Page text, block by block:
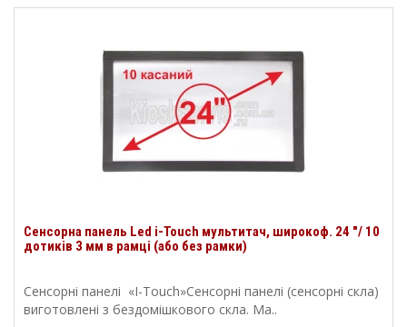
Сенсорна панель Led i-Touch мультитач, широкоф. 24 "/ 10
дотиків 3 мм в рамці (або без рамки)
Сенсорні панелі «I-Touch»Сенсорні панелі (сенсорні скла)
виготовлені з бездомішкового скла. Ма..